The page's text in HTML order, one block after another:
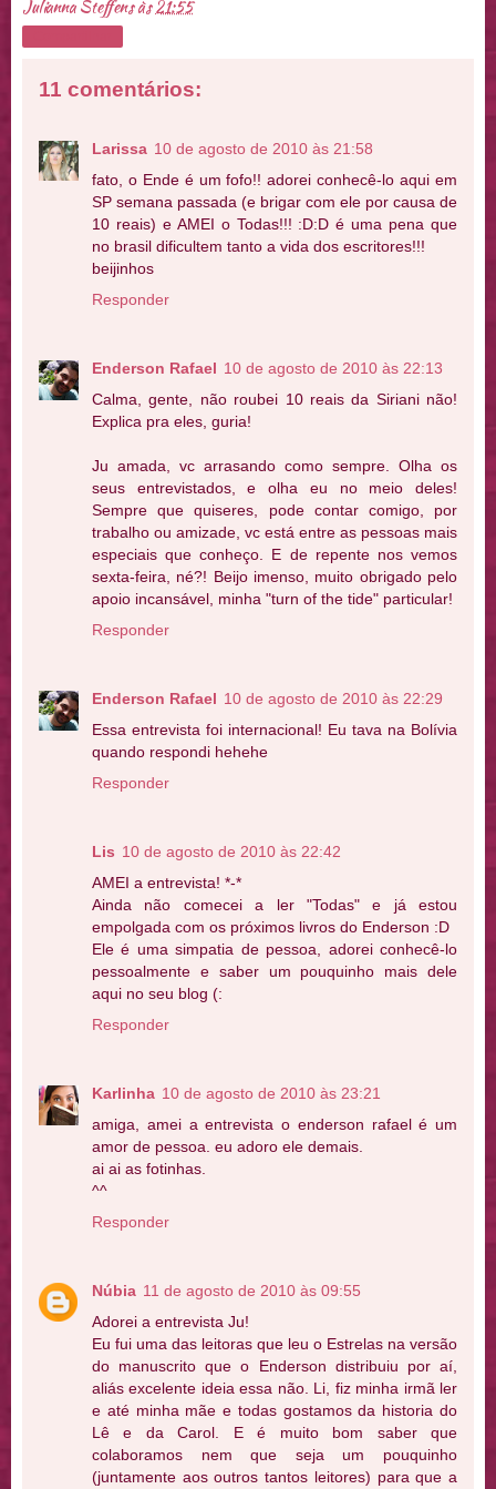
Julianna Steffensàs21:55
11 comentários:
Larissa 10 de agosto de 2010 às 21:58
fato, o Ende é um fofo!! adorei conhecê-lo aqui em
SP semana passada (e brigar com ele por causa de
10 reais) e AMEI o Todas!!! :D:D é uma pena que
no brasil dificultem tanto a vida dos escritores!!!
beijinhos
Responder
Enderson Rafael 10 de agosto de 2010 às 22:13
Calma, gente, não roubei 10 reais da Siriani não!
Explica pra eles, guria!
Ju amada, vc arrasando como sempre. Olha os
seus entrevistados, e olha eu no meio deles!
Sempre que quiseres, pode contar comigo, por
trabalho ou amizade, vc está entre as pessoas mais
especiais que conheço. E de repente nos vemos
sexta-feira, né?! Beijo imenso, muito obrigado pelo
apoio incansável, minha "turn of the tide" particular!
Responder
Enderson Rafael 10 de agosto de 2010 às 22:29
Essa entrevista foi internacional! Eu tava na Bolívia
quando respondi hehehe
Responder
Lis 10 de agosto de 2010 às 22:42
AMEI a entrevista! *-*
Ainda não comecei a ler "Todas" e já estou
empolgada com os próximos livros do Enderson :D
Ele é uma simpatia de pessoa, adorei conhecê-lo
pessoalmente e saber um pouquinho mais dele
aqui no seu blog (:
Responder
Karlinha 10 de agosto de 2010 às 23:21
amiga, amei a entrevista o enderson rafael é um
amor de pessoa. eu adoro ele demais.
ai ai as fotinhas.
^^
Responder
Núbia 11 de agosto de 2010 às 09:55
Adorei a entrevista Ju!
Eu fui uma das leitoras que leu o Estrelas na versão
do manuscrito que o Enderson distribuiu por aí,
aliás excelente ideia essa não. Li, fiz minha irmã ler
e até minha mãe e todas gostamos da historia do
Lê e da Carol. E é muito bom saber que
colaboramos nem que seja um pouquinho
(juntamente aos outros tantos leitores) para que a